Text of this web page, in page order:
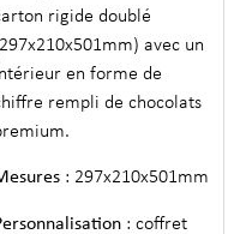
rigide doublé
avec un
en forme de
rempli de chocolats
: 297x210x501mm
: coffret